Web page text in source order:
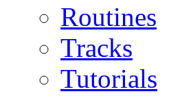
Routines
Tracks
Tutorials